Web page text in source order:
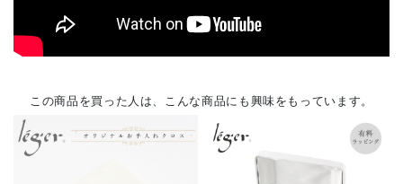
この商品を買った人は、こんな商品にも興味をもっています。